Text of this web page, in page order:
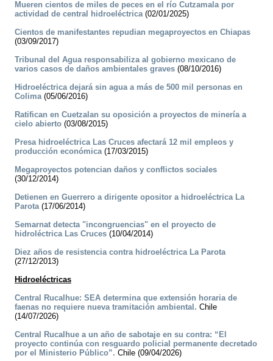
Mueren cientos de miles de peces en el río Cutzamala por
actividad de central hidroeléctrica(02/01/2025)
Cientos de manifestantes repudian megaproyectos en Chiapas
(03/09/2017)
Tribunal del Agua responsabiliza al gobierno mexicano de
varios casos de daños ambientales graves (08/10/2016)
Hidroeléctrica dejará sin agua a más de 500 mil personas en
Colima(05/06/2016)
Ratifican en Cuetzalan su oposición a proyectos de minería a
cielo abierto (03/08/2015)
Presa hidroeléctrica Las Cruces afectará 12 mil empleos y
producción económica(17/03/2015)
Megaproyectos potencian daños y conflictos sociales
(30/12/2014)
Detienen en Guerrero a dirigente opositor a hidroeléctrica La
Parota(17/06/2014)
Semarnat detecta "incongruencias" en el proyecto de
hidroléctrica Las Cruces (10/04/2014)
Diez años de resistencia contra hidroeléctrica La Parota
(27/12/2013)
Hidroeléctricas
Central Rucalhue: SEA determina que extensión horaria de
faenas no requiere nueva tramitación ambiental. Chile
(14/07/2026)
Central Rucalhue a un año de sabotaje en su contra: “El
proyecto continúa con resguardo policial permanente decretado
por el Ministerio Público”. Chile (09/04/2026)